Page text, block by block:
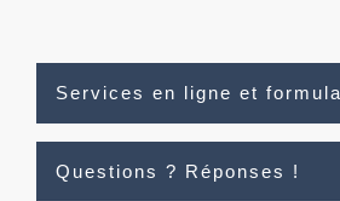
Services en ligne et
Questions ? Réponses !